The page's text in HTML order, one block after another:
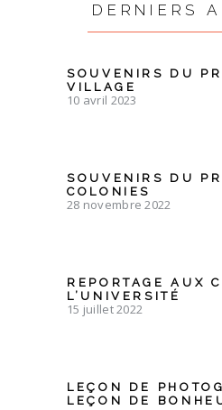
DERNIERS
SOUVENIRS DU
VILLAGE
10 avril 2023
SOUVENIRS DU
COLONIES
28 novembre 2022
REPORTAGE AUX
L’UNIVERSITÉ
15 juillet 2022
LEÇON DE
LEÇON DE